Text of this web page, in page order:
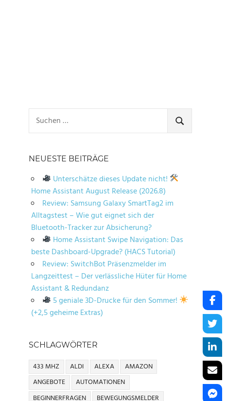
nach:
SUCHEN
NEUESTE BEITRÄGE
Unterschätze dieses Update nicht!
Home Assistant August Release (2026.8)
Review: Samsung Galaxy SmartTag2 im
Alltagstest – Wie gut eignet sich der
Bluetooth-Tracker zur Absicherung?
Home Assistant Swipe Navigation: Das
beste Dashboard-Upgrade? (HACS Tutorial)
Review: SwitchBot Präsenzmelder im
Langzeittest – Der verlässliche Hüter für Home
Assistant & Redundanz
5 geniale 3D-Drucke für den Sommer!
(+2,5 geheime Extras)
SCHLAGWÖRTER
433 MHZ ALDI ALEXA
AMAZON
ANGEBOTE
AUTOMATIONEN
BEGINNERFRAGEN
BEWEGUNGSMELDER